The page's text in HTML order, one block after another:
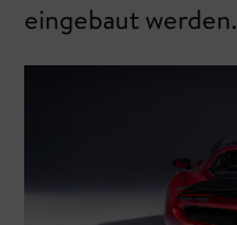
eingebaut werden.